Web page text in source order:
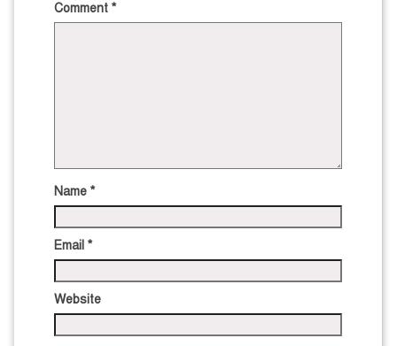
Comment *
Name *
Email *
Website